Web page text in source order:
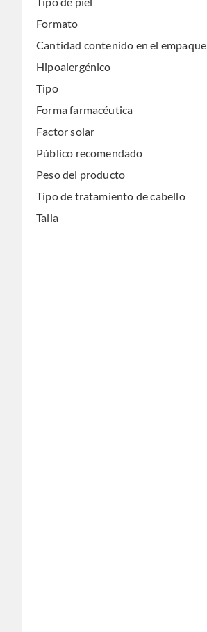
Formato
Cantidad contenido en el empaque
Hipoalergénico
Tipo
Forma farmacéutica
Factor solar
Público recomendado
Peso del producto
Tipo de tratamiento de cabello
Talla